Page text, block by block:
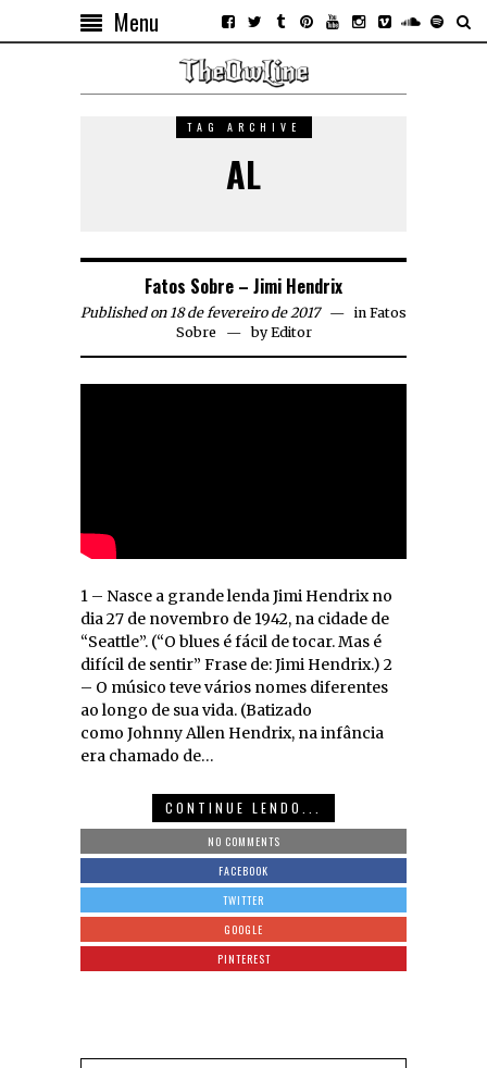
Menu
TAG ARCHIVE
AL
Fatos Sobre – Jimi Hendrix
Published on 18 de fevereiro de 2017 in Fatos
Sobre
byEditor
1 – Nasce a grande lenda Jimi Hendrix no
dia 27 de novembro de 1942, na cidade de
“Seattle”. (“O blues é fácil de tocar. Mas é
difícil de sentir” Frase de: Jimi Hendrix.) 2
– O músico teve vários nomes diferentes
ao longo de sua vida. (Batizado
como Johnny Allen Hendrix, na infância
era chamado de…
CONTINUE LENDO...
NO COMMENTS
FACEBOOK
TWITTER
GOOGLE
PINTEREST